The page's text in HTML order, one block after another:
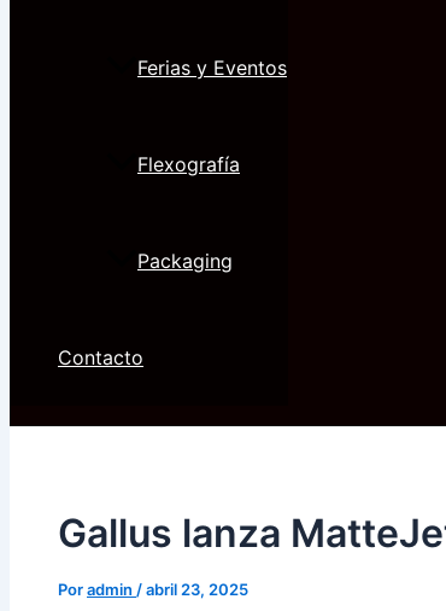
Ferias y Eventos
Flexografía
Packaging
Contacto
Gallus lanza
Poradmin /abril 23, 2025